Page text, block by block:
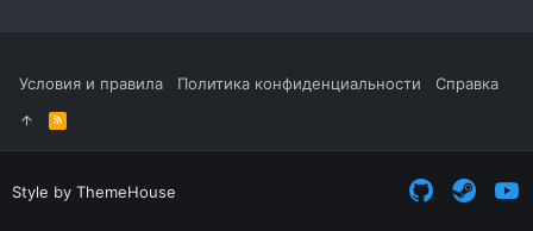
Условия и правила Политика конфиденциальности Справка
R
S
S
Style by ThemeHouse